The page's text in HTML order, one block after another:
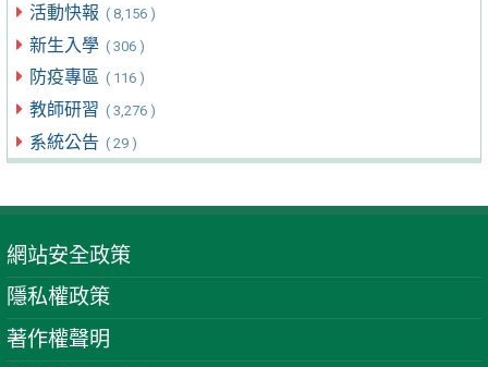
活動快報 ( 8,156 )
新生入學 ( 306 )
防疫專區 ( 116 )
教師研習 ( 3,276 )
系統公告 ( 29 )
網站安全政策
隱私權政策
著作權聲明